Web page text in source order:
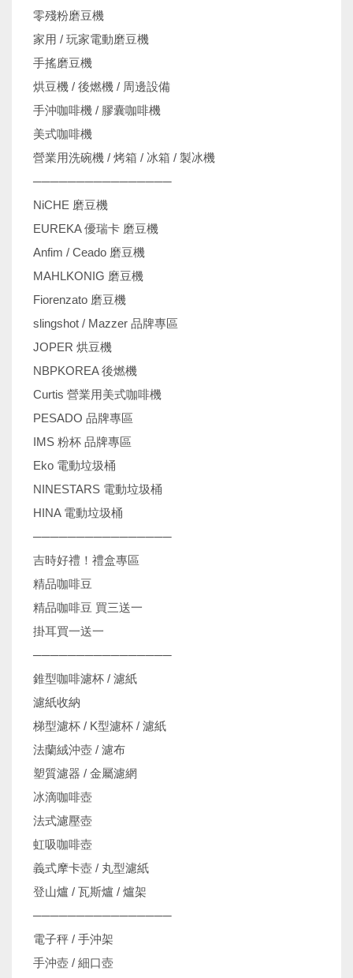
零殘粉磨豆機
家用 / 玩家電動磨豆機
手搖磨豆機
烘豆機 / 後燃機 / 周邊設備
手沖咖啡機 / 膠囊咖啡機
美式咖啡機
營業用洗碗機 / 烤箱 / 冰箱 / 製冰機
────────────────
NiCHE 磨豆機
EUREKA 優瑞卡 磨豆機
Anfim / Ceado 磨豆機
MAHLKONIG 磨豆機
Fiorenzato 磨豆機
slingshot / Mazzer 品牌專區
JOPER 烘豆機
NBPKOREA 後燃機
Curtis 營業用美式咖啡機
PESADO 品牌專區
IMS 粉杯 品牌專區
Eko 電動垃圾桶
NINESTARS 電動垃圾桶
HINA 電動垃圾桶
────────────────
吉時好禮！禮盒專區
精品咖啡豆
精品咖啡豆 買三送一
掛耳買一送一
────────────────
錐型咖啡濾杯 / 濾紙
濾紙收納
梯型濾杯 / K型濾杯 / 濾紙
法蘭絨沖壺 / 濾布
塑質濾器 / 金屬濾網
冰滴咖啡壺
法式濾壓壺
虹吸咖啡壺
義式摩卡壺 / 丸型濾紙
登山爐 / 瓦斯爐 / 爐架
────────────────
電子秤 / 手沖架
手沖壺 / 細口壺